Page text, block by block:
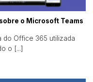
o Microsoft Teams
do Office 365 utilizada
o [...]